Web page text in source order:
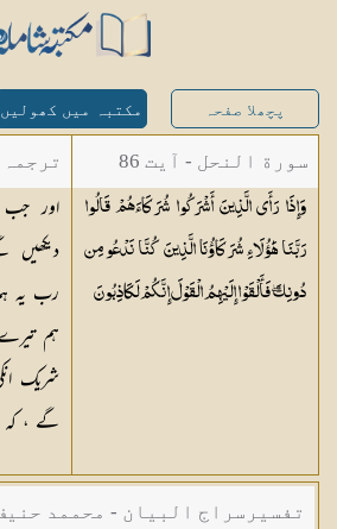
پچھلا صفحہ مکتبہ میں کھولیں
سورة النحل - آیت 86
وَإِذَا رَأَى الَّذِينَ أَشْرَكُوا شُرَكَاءَهُمْ قَالُوا
رَبَّنَا هَٰؤُلَاءِ شُرَكَاؤُنَا الَّذِينَ كُنَّا نَدْعُو مِن
دُونِكَ ۖ فَأَلْقَوْا إِلَيْهِمُ الْقَوْلَ إِنَّكُمْلَكَاذِبُونَ
شاہ
شاہ
اور جب
رب یہ
ہم
شریک
گے ،
تفسیرسراج البیان - محممد